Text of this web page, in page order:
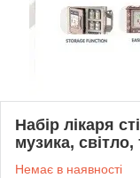
Набір лікаря
музика,
Немає в наявності